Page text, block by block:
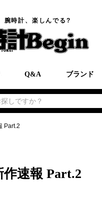
腕時計、楽しんでる?
Q&A ブランド
しですか？
Part.2
作速報 Part.2